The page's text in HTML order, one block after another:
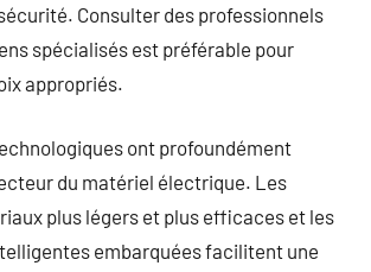
Consulter des professionnels
spécialisés est préférable pour
appropriés.
ont profoundément
du matériel électrique. Les
plus légers et plus efficaces et les
embarquées facilitent une